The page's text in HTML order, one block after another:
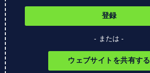
登録
- または -
ウェブサイトを共有する